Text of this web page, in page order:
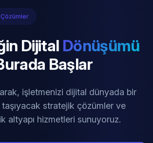
Dijital Dönüşümü
Başlar
işletmenizi dijital dünyada bir
taşıyacak stratejik çözümler ve
altyapı hizmetleri sunuyoruz.